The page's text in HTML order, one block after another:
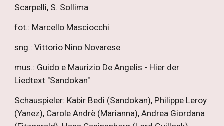
Scarpelli, S. Sollima
fot.: Marcello Masciocchi
sng.: Vittorio Nino Novarese
mus.: Guido e Maurizio De Angelis - Hier der
Liedtext "Sandokan"
Schauspieler: Kabir Bedi (Sandokan), Philippe Leroy
(Yanez), Carole Andrè (Marianna), Andrea Giordana